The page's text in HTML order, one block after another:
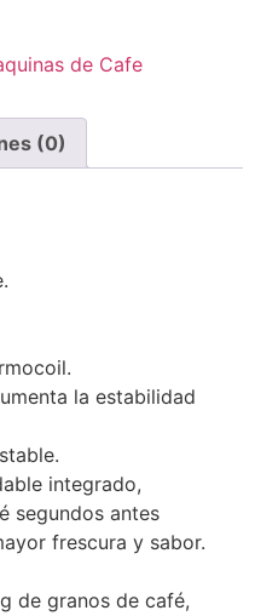
de Cafe
(0)
la estabilidad
integrado,
segundos antes
frescura y sabor.
de granos de café,